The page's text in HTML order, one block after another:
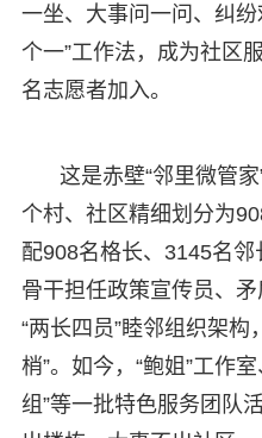
一坐、大事问一问、纠纷
个一”工作法，成为社区
名志愿者加入。
这是赤壁“邻里微管
个村、社区精细划分为
配908名格长、3145名
骨干担任政策宣传员、矛
“两长四员”睦邻组织架构
梢”。如今，“鲍姐”工作
组”等一批特色服务团队